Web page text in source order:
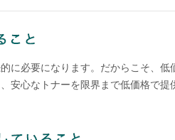
に必要になります。だからこそ、低
安心なトナーを限界まで低価格で提